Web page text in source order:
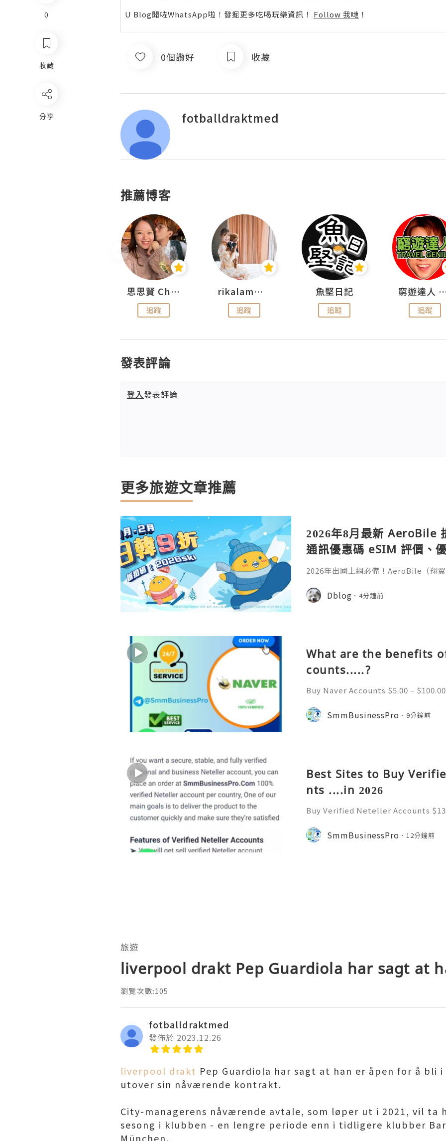
0
收藏
分享
U Blog開咗WhatsApp啦！發掘更多吃喝玩樂資訊！ Follow 我哋 ！
0個讚好 收藏
fotballdraktmed
推薦博客
思思賢 ChillMyBabe
追蹤
rikalammm
追蹤
魚堅日記
追蹤
窮遊達人
追蹤
發表評論
登入發表評論
更多旅遊文章推薦
2026年8月最新 AeroBile
通訊優惠碼 eSIM 評價、
教學完整整理
2026年出國上網必備！AeroBile（翔
9折，eSIM評價超高穩定不卡頓，蝴
略全解析。省錢又方便，出國旅行網
Dblog 4分鐘前
What are the benefits
counts.....?
Buy Naver Accounts $5.00 –
e Welcome to Never South
gine and online platform. Al
SmmBusinessPro 9分鐘前
Best Sites to Buy
nts ....in 2026
Buy Verified Neteller Accounts
cure & Ready to Use Neteller is
s. A Neteller account
SmmBusinessPro 12分鐘前
旅遊
liverpool drakt Pep Guardiola har sagt at
瀏覽次數:105
fotballdraktmed
發佈於 2023.12.26
liverpool drakt Pep Guardiola har sagt at han er åpen for å bli
utover sin nåværende kontrakt.
City-managerens nåværende avtale, som løper ut i 2021, vil ta
sesong i klubben - en lengre periode enn i tidligere klubber
München.